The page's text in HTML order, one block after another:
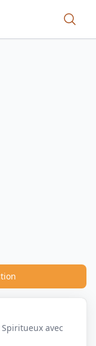
avec